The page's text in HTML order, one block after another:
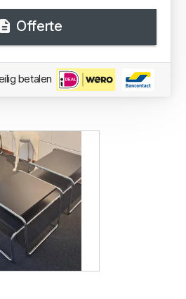
Offerte
betalen